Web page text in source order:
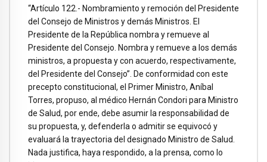
“Artículo 122.- Nombramiento y remoción del Presidente
del Consejo de Ministros y demás Ministros. El
Presidente de la República nombra y remueve al
Presidente del Consejo. Nombra y remueve a los demás
ministros, a propuesta y con acuerdo, respectivamente,
del Presidente del Consejo”. De conformidad con este
precepto constitucional, el Primer Ministro, Aníbal
Torres, propuso, al médico Hernán Condori para Ministro
de Salud, por ende, debe asumir la responsabilidad de
su propuesta, y, defenderla o admitir se equivocó y
evaluará la trayectoria del designado Ministro de Salud.
Nada justifica, haya respondido, a la prensa, como lo